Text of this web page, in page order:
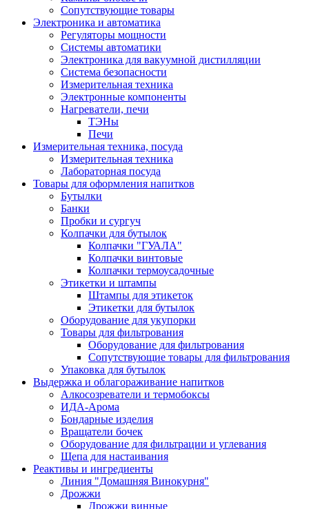
Сопутствующие товары
Электроника и автоматика
Регуляторы мощности
Системы автоматики
Электроника для вакуумной дистилляции
Система безопасности
Измерительная техника
Электронные компоненты
Нагреватели, печи
ТЭНы
Печи
Измерительная техника, посуда
Измерительная техника
Лабораторная посуда
Товары для оформления напитков
Бутылки
Банки
Пробки и сургуч
Колпачки для бутылок
Колпачки "ГУАЛА"
Колпачки винтовые
Колпачки термоусадочные
Этикетки и штампы
Штампы для этикеток
Этикетки для бутылок
Оборудование для укупорки
Товары для фильтрования
Оборудование для фильтрования
Сопутствующие товары для фильтрования
Упаковка для бутылок
Выдержка и облагораживание напитков
Алкосозреватели и термобоксы
ИДА-Арома
Бондарные изделия
Вращатели бочек
Оборудование для фильтрации и углевания
Щепа для настаивания
Реактивы и ингредиенты
Линия "Домашняя Винокурня"
Дрожжи
Дрожжи винные